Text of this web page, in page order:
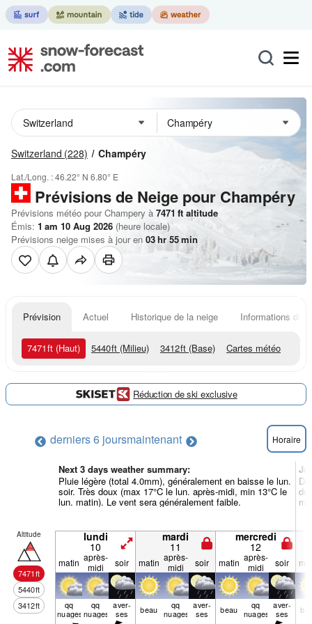
Switzerland (228) Champéry
Lat./Long. :46.22° N 6.80° E
Prévisions de Neige pour Champéry
Prévisions météo pour Champery à 7471 ft altitude
Émis: 1 am 10 Aug 2026 (heure locale)
Prévisions neige mises à jour en 03hr 55min
Prévision Actuel Historique de la neige Informations du
7471ft (Haut) 5440ft (Milieu) 3412ft (Base) Cartes météo
Réduction de ski exclusive
derniers 6 joursmaintenant Horaire
Next 3 days weather summary:
Pluie légère (total 4.0mm), généralement en baisse le lun.
soir. Très doux (max 17°C le lun. après-midi, min 13°C le
lun. matin). Le vent sera généralement faible.
Altitude
7471ft
5440ft
3412ft
lundi
10
mardi
11
mercredi
12
matin après-
midi
soir matin après-
midi
soir matin après-
midi
soir
qq
nuages
qq
nuages
aver­
ses beau qq
nuages
aver­
ses beau qq
nuages
aver­
ses